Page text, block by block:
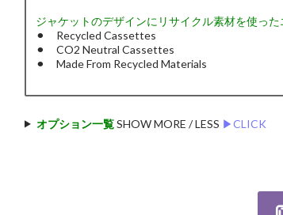
ジャケットのデザインにリサイクル素材を使っ
⚫︎ Recycled Cassettes
⚫︎ CO2 Neutral Cassettes
⚫︎ Made From Recycled Materials
オプション一覧SHOW MORE / LESS ▶︎CLICK